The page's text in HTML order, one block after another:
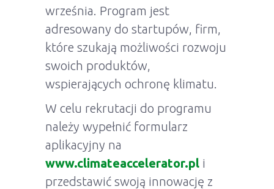
września. Program jest
adresowany do startupów, firm,
które szukają możliwości rozwoju
swoich produktów,
wspierających ochronę klimatu.
W celu rekrutacji do programu
należy wypełnić formularz
aplikacyjny na
www.climateaccelerator.pl i
przedstawić swoją innowację z